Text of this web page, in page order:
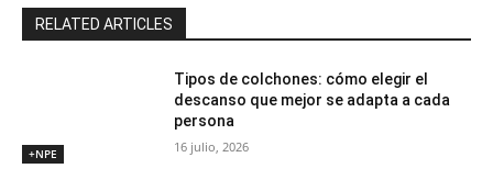
RELATED ARTICLES
+NPE
Tipos de colchones: cómo elegir el
descanso que mejor se adapta a cada
persona
16 julio, 2026